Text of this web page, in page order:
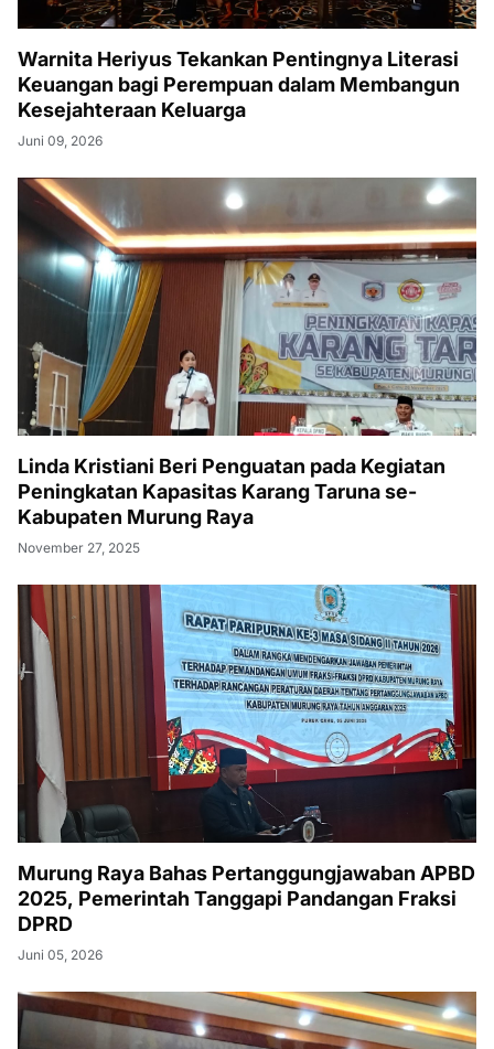
Warnita Heriyus Tekankan Pentingnya Literasi
Keuangan bagi Perempuan dalam Membangun
Kesejahteraan Keluarga
Juni 09, 2026
Linda Kristiani Beri Penguatan pada Kegiatan
Peningkatan Kapasitas Karang Taruna se-
Kabupaten Murung Raya
November 27, 2025
Murung Raya Bahas Pertanggungjawaban APBD
2025, Pemerintah Tanggapi Pandangan Fraksi
DPRD
Juni 05, 2026